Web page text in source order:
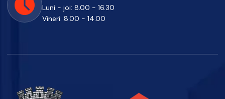
Luni - joi: 8.00 - 16.30
Vineri: 8.00 - 14.00